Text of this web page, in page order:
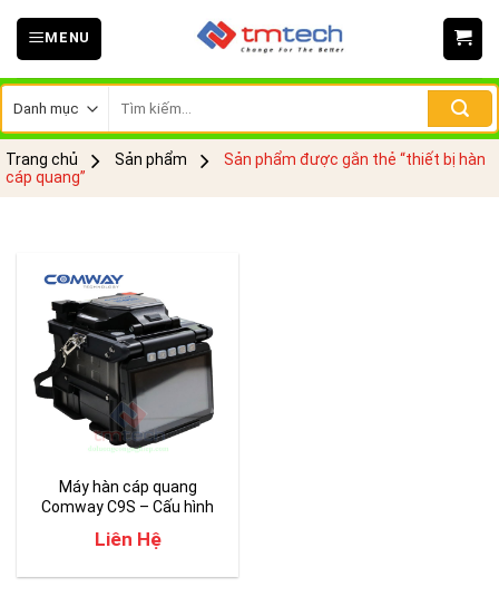
Skip
MENU
kiếm:
Trang chủ Sản phẩm
Sản phẩm được gắn thẻ “thiết bị hàn
cáp quang”
Máy hàn cáp quang
Comway C9S – Cấu hình
Liên Hệ